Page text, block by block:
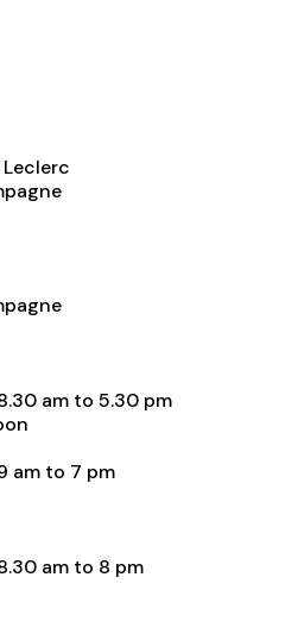
am to 5.30 pm
am to 7 pm
am to 8 pm